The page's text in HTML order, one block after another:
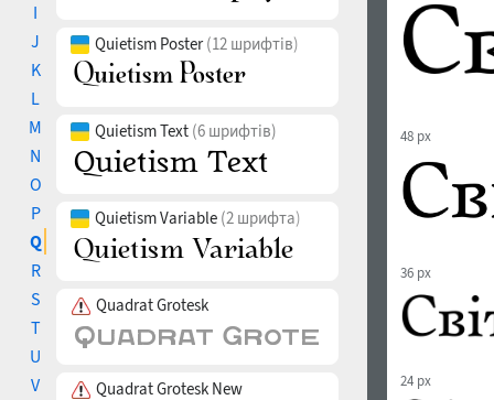
I
J
K
L
M
N
O
P
Q
R
S
T
U
V
Quietism Poster(12 шрифтів)
Quietism Text (6 шрифтів)
Quietism Variable (2 шрифта)
Quadrat Grotesk
Quadrat Grotesk New
48 px
36 px
24 px